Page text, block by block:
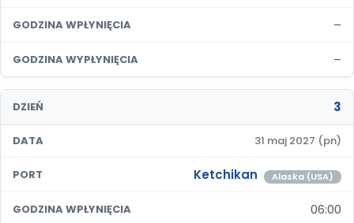
GODZINA WPŁYNIĘCIA –
GODZINA WYPŁYNIĘCIA –
DZIEŃ 3
DATA 31 maj 2027 (pn)
PORT Ketchikan Alaska (USA)
GODZINA WPŁYNIĘCIA 06:00